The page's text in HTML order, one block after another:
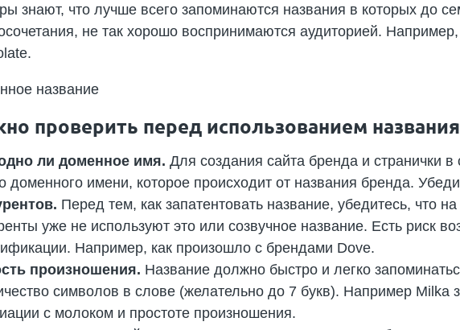
знают, что лучше всего запоминаются названия в которых до
не так хорошо воспринимаются аудиторией.
проверить перед использованием названия
ли доменное имя. Для создания сайта бренда и странички
доменного имени, которое происходит от названия бренда.
Перед тем, как запатентовать название, убедитесь, что
уже не используют это или созвучное название. Есть риск
Например, как произошло с брендами Dove.
произношения. Название должно быстро и легко
символов в слове (желательно до 7 букв). Например Milka
с молоком и простоте произношения.